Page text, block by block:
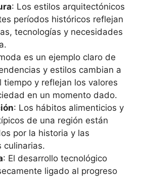
: Los estilos arquitectónicos
períodos históricos reflejan
tecnologías y necesidades
es un ejemplo claro de
y estilos cambian a
tiempo y reflejan los valores
en un momento dado.
: Los hábitos alimenticios y
de una región están
por la historia y las
culinarias.
: El desarrollo tecnológico
ligado al progreso